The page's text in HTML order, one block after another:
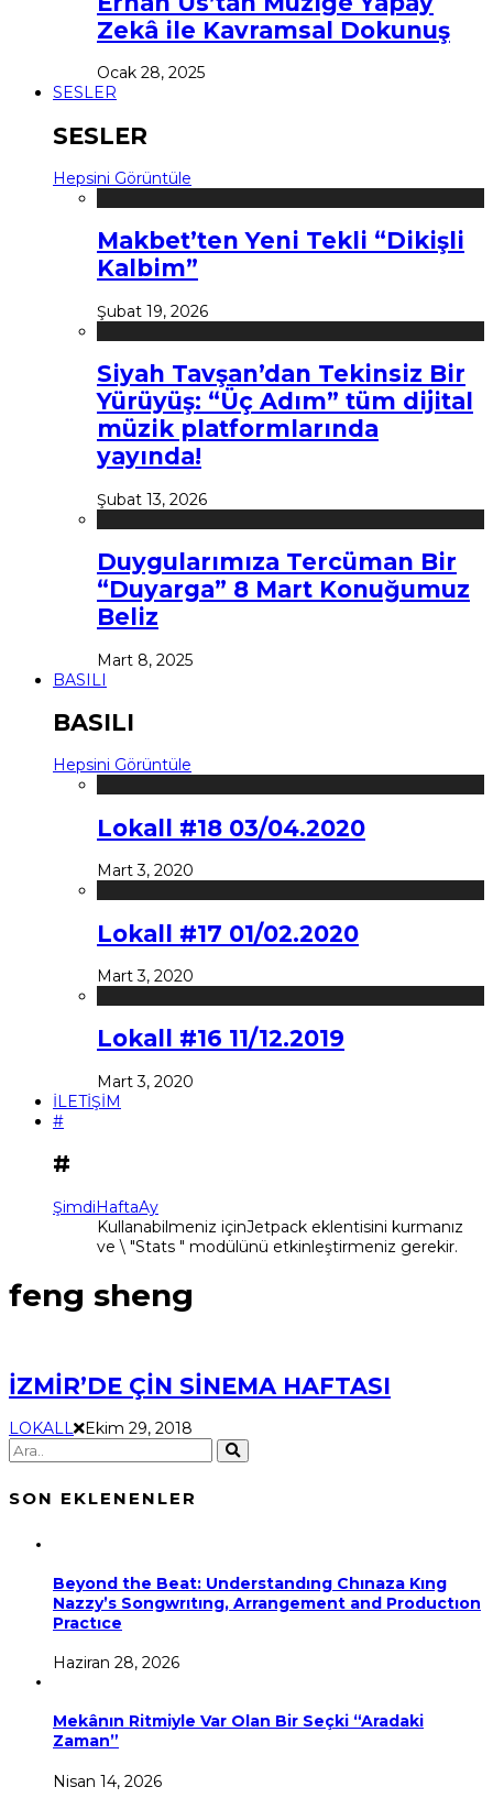
Zekâ ile Kavramsal Dokunuş
Ocak 28, 2025
SESLER
SESLER
Hepsini Görüntüle
Makbet’ten Yeni Tekli “Dikişli
Kalbim”
Şubat 19, 2026
Siyah Tavşan’dan Tekinsiz Bir
Yürüyüş: “Üç Adım” tüm dijital
müzik platformlarında
yayında!
Şubat 13, 2026
Duygularımıza Tercüman Bir
“Duyarga” 8 Mart Konuğumuz
Beliz
Mart 8, 2025
BASILI
BASILI
Hepsini Görüntüle
Lokall #18 03/04.2020
Mart 3, 2020
Lokall #17 01/02.2020
Mart 3, 2020
Lokall #16 11/12.2019
Mart 3, 2020
İLETİŞİM
#
#
ŞimdiHaftaAy
Kullanabilmeniz içinJetpack eklentisini kurmanız
ve \ "Stats " modülünü etkinleştirmeniz gerekir.
feng sheng
İZMİR’DE ÇİN SİNEMA HAFTASI
LOKALL Ekim 29, 2018
SON EKLENENLER
Beyond the Beat: Understandıng Chınaza Kıng
Nazzy’s Songwrıtıng, Arrangement and Productıon
Practıce
Haziran 28, 2026
Mekânın Ritmiyle Var Olan Bir Seçki “Aradaki
Zaman”
Nisan 14, 2026